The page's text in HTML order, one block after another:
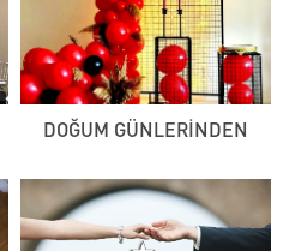
DOĞUM GÜNLERİNDEN